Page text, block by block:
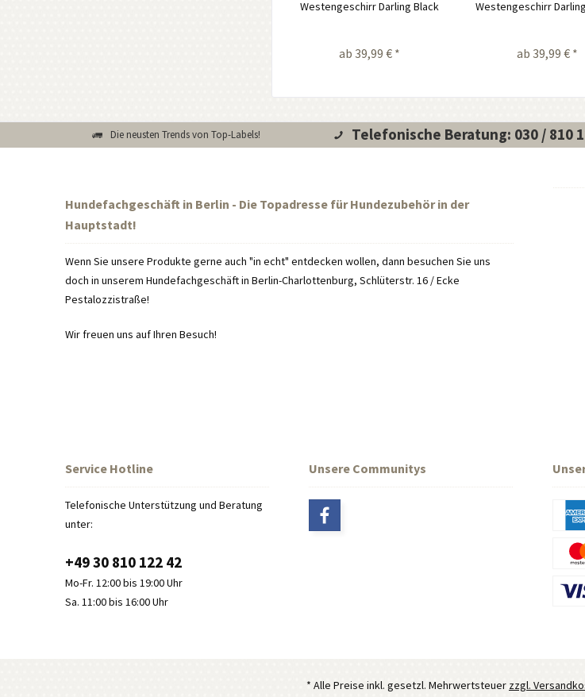
Westengeschirr Darling Black
ab 39,99 € *
Westengeschirr
ab 39,99 € *
Die neusten Trends von Top-Labels! Telefonische Beratung: 030 / 810
Hundefachgeschäft in Berlin - Die Topadresse für Hundezubehör in der
Hauptstadt!
Wenn Sie unsere Produkte gerne auch "in echt" entdecken wollen, dann besuchen Sie uns
doch in unserem Hundefachgeschäft in Berlin-Charlottenburg, Schlüterstr. 16 / Ecke
Pestalozzistraße!
Wir freuen uns auf Ihren Besuch!
Service Hotline
Telefonische Unterstützung und Beratung
unter:
+49 30 810 122 42
Mo-Fr. 12:00 bis 19:00 Uhr
Sa. 11:00 bis 16:00 Uhr
Unsere Communitys
* Alle Preise inkl. gesetzl. Mehrwertsteuer zzgl.